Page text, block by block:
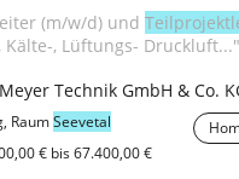
(m/w/d) und
Kälte-, Lüftungs- Druckluft..."
Technik GmbH & Co.
RaumSeevetal
€ bis 67.400,00 €